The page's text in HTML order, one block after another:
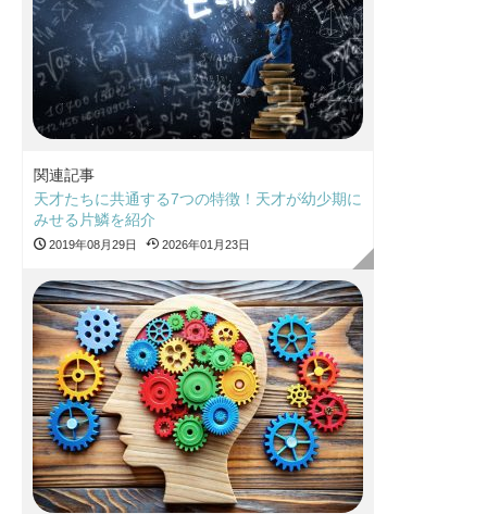
関連記事
天才たちに共通する7つの特徴！天才が幼少期に
みせる片鱗を紹介
2019年08月29日 2026年01月23日